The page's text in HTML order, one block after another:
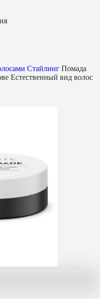
Стайлинг Помада
Естественный вид волос